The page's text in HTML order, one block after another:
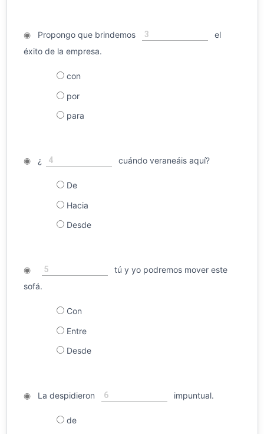
◉Propongo que brindemos 3
el
éxito de la empresa.
con
por
para
◉¿ 4 cuándo veraneáis aquí?
De
Hacia
Desde
◉ 5
tú y yo podremos mover este
sofá.
Con
Entre
Desde
◉La despidieron 6 impuntual.
de